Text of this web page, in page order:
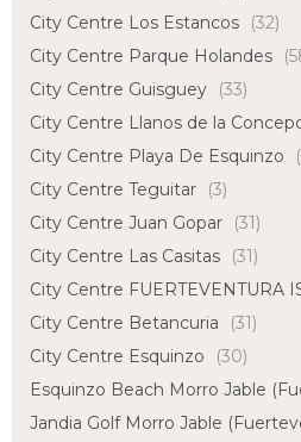
City Centre Los Estancos
(32)
City Centre Parque Holandes
City Centre Guisguey
(33)
City Centre Llanos de la
City Centre Playa De Esquinzo
City Centre Teguitar
(3)
City Centre Juan Gopar
(31)
City Centre Las Casitas
(31)
City Centre FUERTEVENTURA
City Centre Betancuria
(31)
City Centre Esquinzo
(30)
Esquinzo Beach Morro Jable
Jandia Golf Morro Jable